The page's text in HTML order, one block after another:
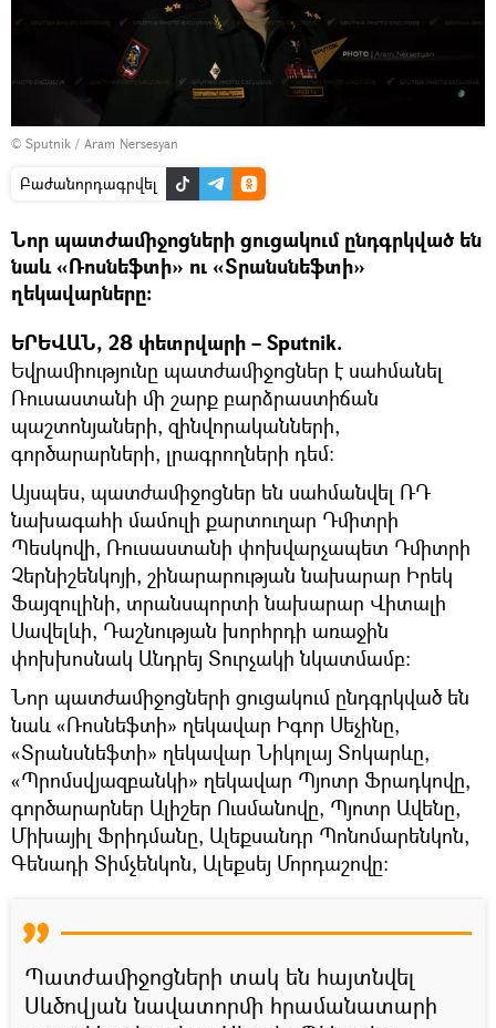
© Sputnik / Aram Nersesyan
Բաժանորդագրվել
Նոր պատժամիջոցների ցուցակում ընդգրկված են
նաև «Ռոսնեֆտի» ու «Տրանսնեֆտի»
ղեկավարները։
ԵՐԵՎԱՆ, 28 փետրվարի – Sputnik.
Եվրամիությունը պատժամիջոցներ է սահմանել
Ռուսաստանի մի շարք բարձրաստիճան
պաշտոնյաների, զինվորականների,
գործարարների, լրագրողների դեմ։
Այսպես, պատժամիջոցներ են սահմանվել ՌԴ
նախագահի մամուլի քարտուղար Դմիտրի
Պեսկովի, Ռուսաստանի փոխվարչապետ Դմիտրի
Չերնիշենկոյի, շինարարության նախարար Իրեկ
Ֆայզուլինի, տրանսպորտի նախարար Վիտալի
Սավելևի, Դաշնության խորհրդի առաջին
փոխխոսնակ Անդրեյ Տուրչակի նկատմամբ:
Նոր պատժամիջոցների ցուցակում ընդգրկված են
նաև «Ռոսնեֆտի» ղեկավար Իգոր Սեչինը,
«Տրանսնեֆտի» ղեկավար Նիկոլայ Տոկարևը,
«Պրոմսվյազբանկի» ղեկավար Պյոտր Ֆրադկովը,
գործարարներ Ալիշեր Ուսմանովը, Պյոտր Ավենը,
Միխայիլ Ֆրիդմանը, Ալեքսանդր Պոնոմարենկոն,
Գենադի Տիմչենկոն, Ալեքսեյ Մորդաշովը:
Պատժամիջոցների տակ են հայտնվել
Սևծովյան նավատորմի հրամանատարի